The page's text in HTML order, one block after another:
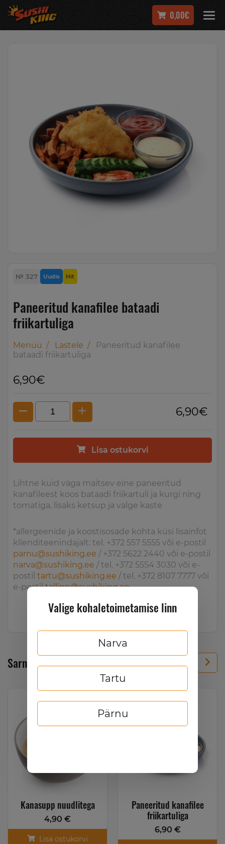
0,00€
Valige kohaletoimetamise linn
Narva
Tartu
Pärnu
№ 327 Uudis Hit
Paneeritud kanafilee bataadi
friikartuliga
Menüü / Lastele /
Paneeritud kanafilee
bataadi friikartuliga
6,90€
6,90€
Lisa ostukorvi
Lihtne kuid väga maitsev eine paneeritud
kanafileest koos bataadi friikartuli ja kurgi ning
tomatiga, lisaks ketsup ja valge kaste
*allergeenide ja koostisosade kohta küsi lisainfot
klienditeenindajalt: tel. +372 557 5555 või e-postil
parnu@sushiking.ee / +372 5622 2440 või e-postil
narva@sushiking.ee / tel. +372 5554 3030 või e-
postil tartu@sushiking.ee / tel. +372 8107 7777 või
e-postiltallinn@sushiking.ee
Sarnased tooted
Kanasupp nuudlitega
4,90 €
Lisa ostukorvi
Paneeritud kanafilee
friikartuliga
6,90 €